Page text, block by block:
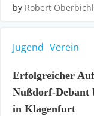
by Robert
Jugend Verein
Erfolgreicher
Nußdorf-Debant
in Klagenfurt